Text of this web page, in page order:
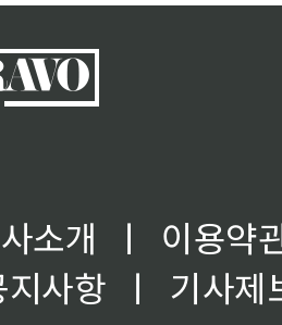
소개 ㅣ
이용약
지사항
ㅣ
기사제